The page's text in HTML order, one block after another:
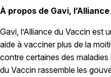
À propos de Gavi,
Gavi, l’Alliance du Vaccin est
aide à vacciner plus de la
contre certaines des maladies
du Vaccin rassemble les